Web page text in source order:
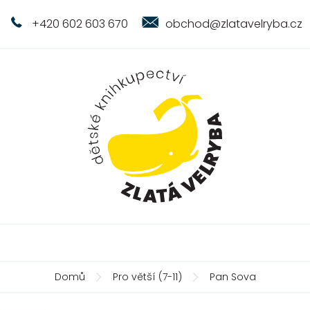
+420 602 603 670 obchod@zlatavelryba.cz
Domů Pro větší (7-11) Pan Sova